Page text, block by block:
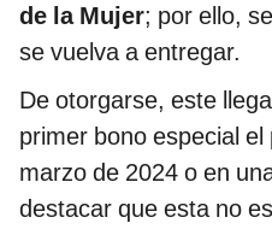
de la Mujer; por ello,
se vuelva a entregar.
De otorgarse, este
primer bono especial
marzo de 2024 o en
destacar que esta no